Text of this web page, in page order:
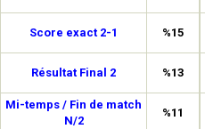
Score exact 2-1 %15
Résultat Final 2 %13
Mi-temps / Fin de match
N/2
%11